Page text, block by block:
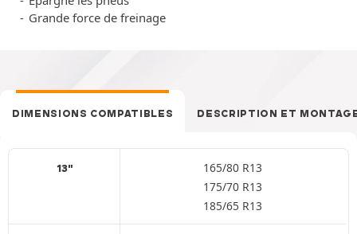
Grande force de freinage
DIMENSIONS COMPATIBLES DESCRIPTION ET
13"
165/80 R13
175/70 R13
185/65 R13